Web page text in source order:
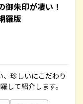
御朱印が凄い！
羅版
、珍しいにこだわり
して紹介します。